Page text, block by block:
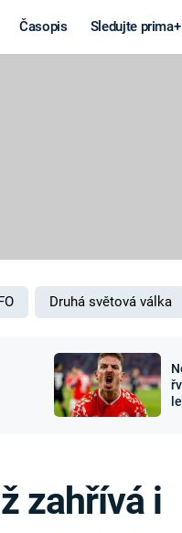
Časopis Sledujte prima+
MARS
Záhady
UTAJENÉ
Druhá světová válka
zahřívá i